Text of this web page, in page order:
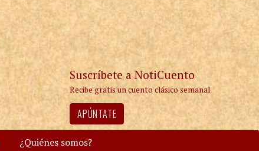
Suscríbete a NotiCuento
Recibe gratis un cuento clásico semanal
APÚNTATE
¿Quiénes somos?